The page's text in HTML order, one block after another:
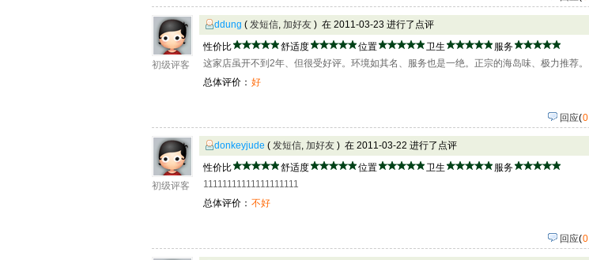
初级评客
ddung ( 发短信, 加好友 ) 在 2011-03-23 进行了点评
性价比
舒适度 位置 卫生
服务
这家店虽开不到2年、但很受好评。环境如其名、服务也是一绝。正宗的海岛味、极力推荐。
总体评价： 好
回应(0
初级评客
donkeyjude ( 发短信, 加好友 ) 在 2011-03-22 进行了点评
性价比
舒适度 位置 卫生
服务
11111111111111111111
总体评价： 不好
回应(0